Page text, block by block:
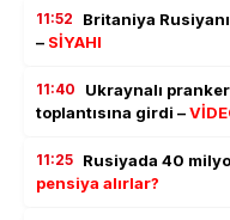
11:52
Britaniya
– SİYAHI
11:40
Ukraynalı
toplantısına girdi –
11:25 Rusiyada 40
pensiya alırlar?